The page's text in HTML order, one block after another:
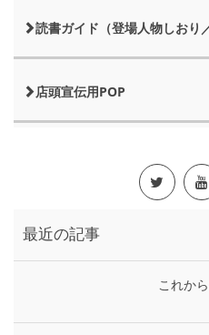
読書ガイド（登場人物しおり
店頭宣伝用POP
最近の記事
これか